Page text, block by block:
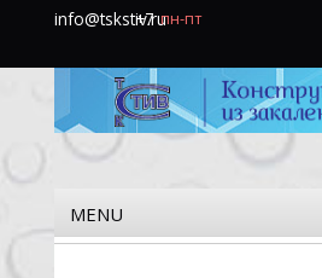
info@tskstiv.ru
+7
760-
31-
48
пн-пт
MENU